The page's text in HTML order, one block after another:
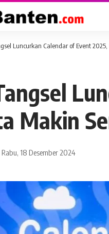
Luncurkan Calendar of Event
Makin
18 Desember 2024